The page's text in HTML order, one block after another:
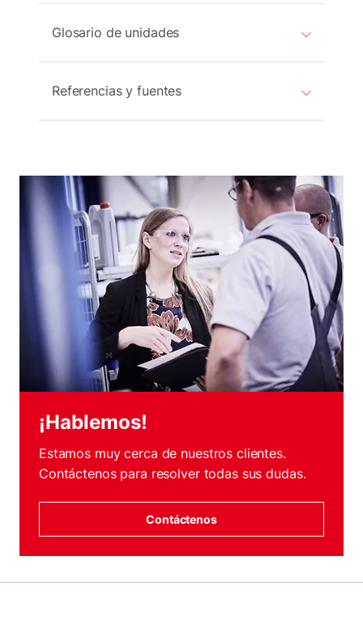
Glosario de unidades
Referencias y fuentes
¡Hablemos!
Estamos muy cerca de nuestros clientes.
Contáctenos para resolver todas sus dudas.
Contáctenos